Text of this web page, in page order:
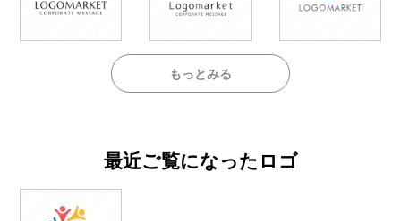
もっとみる
最近ご覧になったロゴ